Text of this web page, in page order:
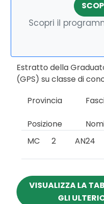
Scopri il
Estratto della
(GPS) su classe di
Provincia
Posizione
MC
2 AN24
VISUALIZZA LA
GLI